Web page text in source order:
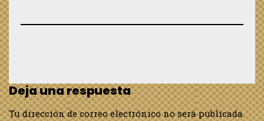
Deja una respuesta
Tu dirección de correo electrónico no será publicada.